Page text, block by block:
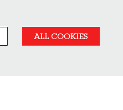
ALL COOKIES